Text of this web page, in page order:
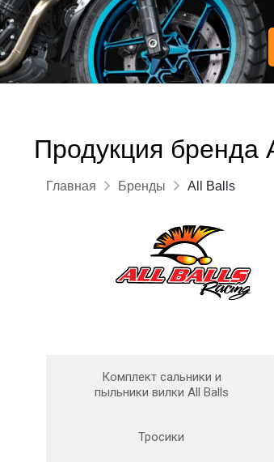
Продукция бренда
Главная Бренды All Balls
Комплект сальники и
пыльники вилки All Balls
Тросики